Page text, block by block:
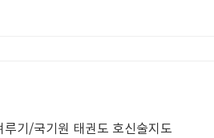
기/국기원 태권도 호신술지도